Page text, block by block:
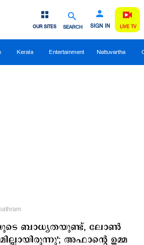
SEARCH SIGN IN
OUR SITES LIVE TV
Kerala Entertainment Nattuvartha
ബാധ്യതയുണ്ട്, ലോണ്‍
അഫാന്‍റെ ഉമ്മ